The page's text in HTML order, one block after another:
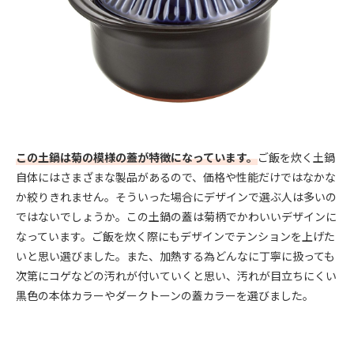
この土鍋は菊の模様の蓋が特徴になっています。ご飯を炊く土鍋
自体にはさまざまな製品があるので、価格や性能だけではなかな
か絞りきれません。そういった場合にデザインで選ぶ人は多いの
ではないでしょうか。この土鍋の蓋は菊柄でかわいいデザインに
なっています。ご飯を炊く際にもデザインでテンションを上げた
いと思い選びました。また、加熱する為どんなに丁寧に扱っても
次第にコゲなどの汚れが付いていくと思い、汚れが目立ちにくい
黒色の本体カラーやダークトーンの蓋カラーを選びました。